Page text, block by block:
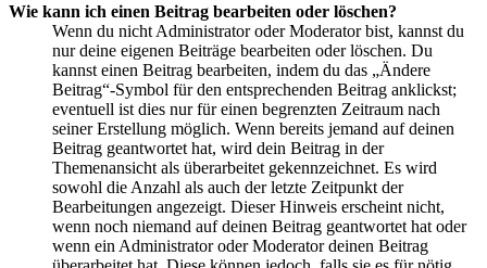
Wie kann ich einen Beitrag bearbeiten oder löschen?
Wenn du nicht Administrator oder Moderator bist, kannst du
nur deine eigenen Beiträge bearbeiten oder löschen. Du
kannst einen Beitrag bearbeiten, indem du das „Ändere
Beitrag“-Symbol für den entsprechenden Beitrag anklickst;
eventuell ist dies nur für einen begrenzten Zeitraum nach
seiner Erstellung möglich. Wenn bereits jemand auf deinen
Beitrag geantwortet hat, wird dein Beitrag in der
Themenansicht als überarbeitet gekennzeichnet. Es wird
sowohl die Anzahl als auch der letzte Zeitpunkt der
Bearbeitungen angezeigt. Dieser Hinweis erscheint nicht,
wenn noch niemand auf deinen Beitrag geantwortet hat oder
wenn ein Administrator oder Moderator deinen Beitrag